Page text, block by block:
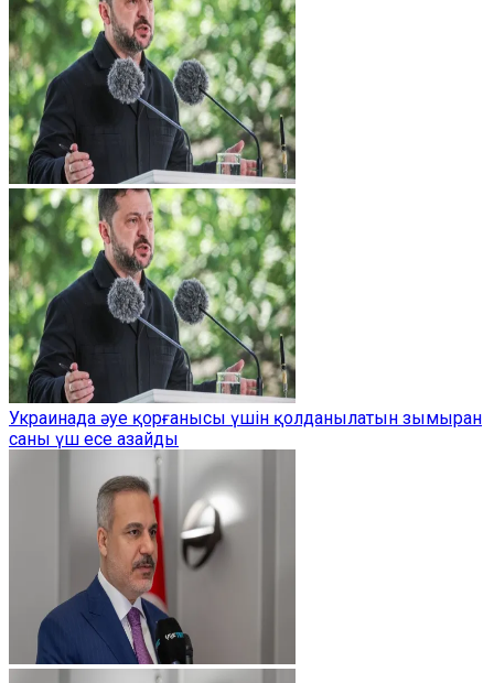
Украинада әуе қорғанысы үшін қолданылатын зымыран
саны үш есе азайды